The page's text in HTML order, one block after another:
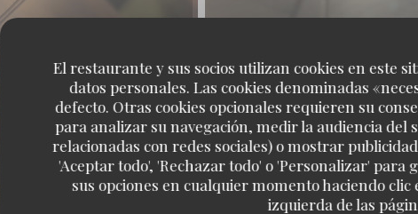
El restaurante y sus socios utilizan cookies en este
datos personales. Las cookies denominadas
defecto. Otras cookies opcionales requieren su
para analizar su navegación, medir la audiencia
relacionadas con redes sociales) o mostrar
'Aceptar todo', 'Rechazar todo' o 'Personalizar' para
sus opciones en cualquier momento haciendo
izquierda de las